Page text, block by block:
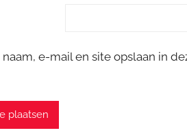
naam, e-mail en site opslaan in